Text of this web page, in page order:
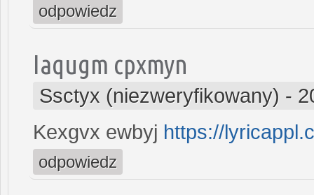
odpowiedz
Iaqugm cpxmyn
Ssctyx (niezweryfikowany) -
Kexgvx ewbyj https://
odpowiedz